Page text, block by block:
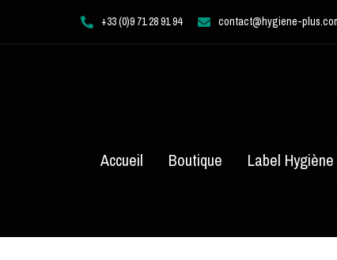
+33 (0)9 71 28 91 94 contact@hygiene-
Accueil
Boutique Label